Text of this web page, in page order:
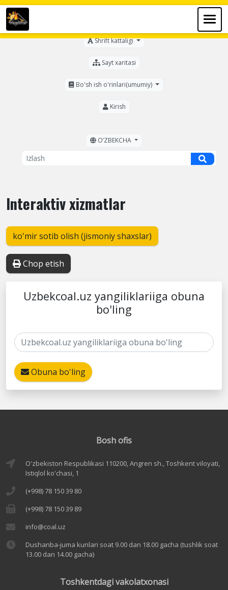
Shrift kattaligi
Sayt xaritasi
Bo'sh ish o'rinlari(umumiy)
Kirish
OʼZBEKCHA
Interaktiv xizmatlar
ko'mir sotib olish (jismoniy shaxslar)
Chop etish
Uzbekcoal.uz yangiliklariiga obuna
bo'ling
Obuna bo'ling
Bosh ofis
O'zbekiston Respublikasi 110200, Angren sh., Toshkent viloyati,
Istiqlol ko'chasi, 1
(+998) 78 150 39 80
(+998) 78 150 39 89
info@coal.uz
Dushanba-juma kunlari soat 9.00 dan 18.00 gacha (tushlik soat
13.00 dan 14.00 gacha)
Toshkentdagi vakolatxonasi